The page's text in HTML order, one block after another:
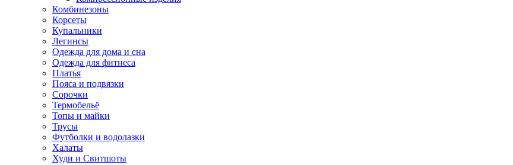
Комбинезоны
Корсеты
Купальники
Легинсы
Одежда для дома и сна
Одежда для фитнеса
Платья
Пояса и подвязки
Сорочки
Термобельё
Топы и майки
Трусы
Футболки и водолазки
Халаты
Худи и Свитшоты